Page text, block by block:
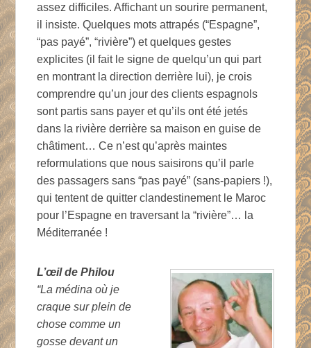
assez difficiles. Affichant un sourire permanent,
il insiste. Quelques mots attrapés (“Espagne”,
“pas payé”, “rivière”) et quelques gestes
explicites (il fait le signe de quelqu’un qui part
en montrant la direction derrière lui), je crois
comprendre qu’un jour des clients espagnols
sont partis sans payer et qu’ils ont été jetés
dans la rivière derrière sa maison en guise de
châtiment… Ce n’est qu’après maintes
reformulations que nous saisirons qu’il parle
des passagers sans “pas payé” (sans-papiers !),
qui tentent de quitter clandestinement le Maroc
pour l’Espagne en traversant la “rivière”… la
Méditerranée !
L’œil de Philou
“La médina où je
craque sur plein de
chose comme un
gosse devant un